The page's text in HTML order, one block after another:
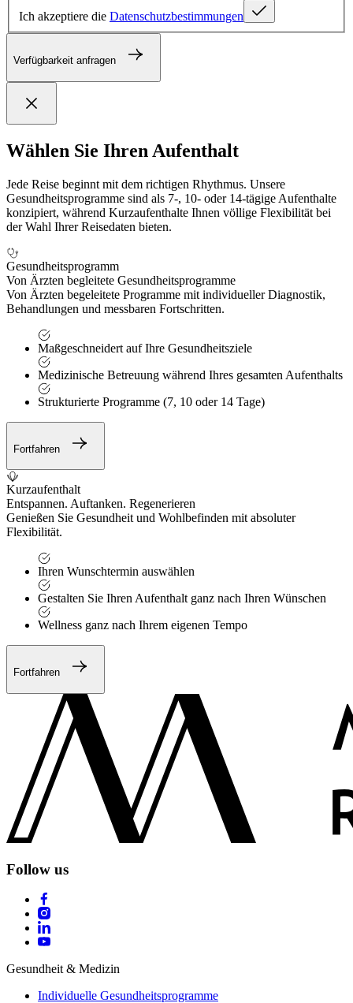
Ich akzeptiere die Datenschutzbestimmungen
Verfügbarkeit anfragen
Wählen Sie Ihren Aufenthalt
Jede Reise beginnt mit dem richtigen Rhythmus. Unsere
Gesundheitsprogramme sind als 7-, 10- oder 14-tägige Aufenthalte
konzipiert, während Kurzaufenthalte Ihnen völlige Flexibilität bei
der Wahl Ihrer Reisedaten bieten.
Gesundheitsprogramm
Von Ärzten begleitete Gesundheitsprogramme
Von Ärzten begeleitete Programme mit individueller Diagnostik,
Behandlungen und messbaren Fortschritten.
Maßgeschneidert auf Ihre Gesundheitsziele
Medizinische Betreuung während Ihres gesamten Aufenthalts
Strukturierte Programme (7, 10 oder 14 Tage)
Fortfahren
Kurzaufenthalt
Entspannen. Auftanken. Regenerieren
Genießen Sie Gesundheit und Wohlbefinden mit absoluter
Flexibilität.
Ihren Wunschtermin auswählen
Gestalten Sie Ihren Aufenthalt ganz nach Ihren Wünschen
Wellness ganz nach Ihrem eigenen Tempo
Fortfahren
Follow us
Gesundheit & Medizin
Individuelle Gesundheitsprogramme